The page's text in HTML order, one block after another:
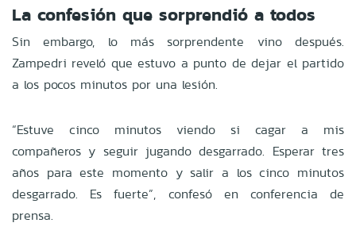
La confesión que sorprendió a todos
Sin embargo, lo más sorprendente vino después.
Zampedri reveló que estuvo a punto de dejar el partido
a los pocos minutos por una lesión.
“Estuve cinco minutos viendo si cagar a mis
compañeros y seguir jugando desgarrado. Esperar tres
años para este momento y salir a los cinco minutos
desgarrado. Es fuerte”, confesó en conferencia de
prensa.